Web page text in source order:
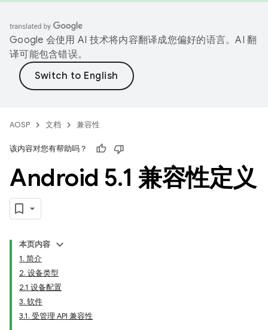
Google 会使用 AI 技术将内容翻译成您偏好的语言。AI 翻
译可能包含错误。
AOSP 文档 兼容性
该内容对您有帮助吗？
Android 5.1 兼容性定义
本页内容
1. 简介
2. 设备类型
2.1 设备配置
3. 软件
3.1. 受管理 API 兼容性